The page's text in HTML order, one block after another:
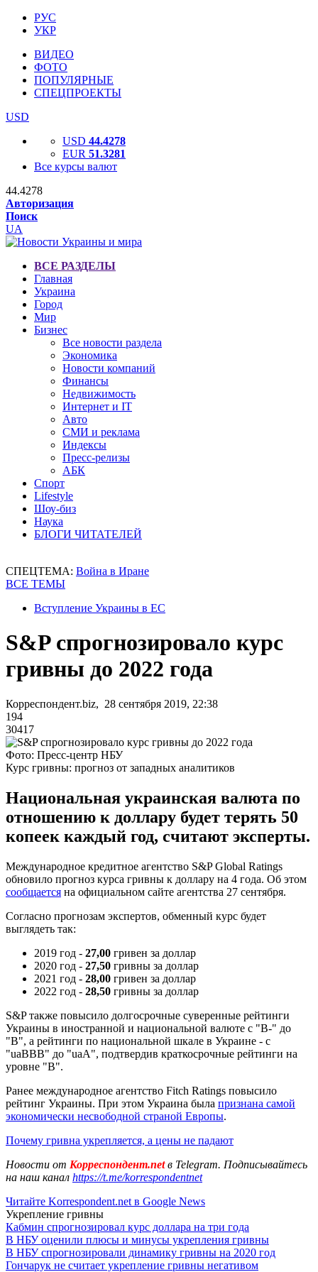
РУС
УКР
ВИДЕО
ФОТО
ПОПУЛЯРНЫЕ
СПЕЦПРОЕКТЫ
USD
USD 44.4278
EUR 51.3281
Все курсы валют
44.4278
Авторизация
Поиск
UA
ВСЕ РАЗДЕЛЫ
Главная
Украина
Город
Мир
Бизнес
Все новости раздела
Экономика
Новости компаний
Финансы
Недвижимость
Интернет и IT
Авто
СМИ и реклама
Индексы
Пресс-релизы
АБК
Спорт
Lifestyle
Шоу-биз
Наука
БЛОГИ ЧИТАТЕЛЕЙ
СПЕЦТЕМА: Война в Иране
ВСЕ ТЕМЫ
Вступление Украины в ЕС
S&P спрогнозировало курс
гривны до 2022 года
Корреспондент.biz, 28 сентября 2019, 22:38
194
30417
Фото: Пресс-центр НБУ
Курс гривны: прогноз от западных аналитиков
Национальная украинская валюта по
отношению к доллару будет терять 50
копеек каждый год, считают эксперты.
Международное кредитное агентство S&P Global Ratings
обновило прогноз курса гривны к доллару на 4 года. Об этом
сообщается на официальном сайте агентства 27 сентября.
Согласно прогнозам экспертов, обменный курс будет
выглядеть так:
2019 год - 27,00 гривен за доллар
2020 год - 27,50 гривны за доллар
2021 год - 28,00 гривен за доллар
2022 год - 28,50 гривны за доллар
S&P также повысило долгосрочные суверенные рейтинги
Украины в иностранной и национальной валюте с "B-" до
"B", а рейтинги по национальной шкале в Украине - с
"uaBBB" до "uaA", подтвердив краткосрочные рейтинги на
уровне "B".
Ранее международное агентство Fitch Ratings повысило
рейтинг Украины. При этом Украина была признана самой
экономически несвободной страной Европы.
Почему гривна укрепляется, а цены не падают
Новости от Корреспондент.netв Telegram. Подписывайтесь
на наш канал https://t.me/korrespondentnet
Читайте Korrespondent.net в Google News
Укрепление гривны
Кабмин спрогнозировал курс доллара на три года
В НБУ оценили плюсы и минусы укрепления гривны
В НБУ спрогнозировали динамику гривны на 2020 год
Гончарук не считает укрепление гривны негативом